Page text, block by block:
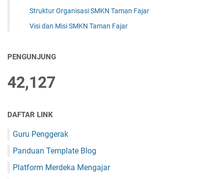
Struktur Organisasi SMKN Taman Fajar
Visi dan Misi SMKN Taman Fajar
PENGUNJUNG
42,127
DAFTAR LINK
Guru Penggerak
Panduan Template Blog
Platform Merdeka Mengajar